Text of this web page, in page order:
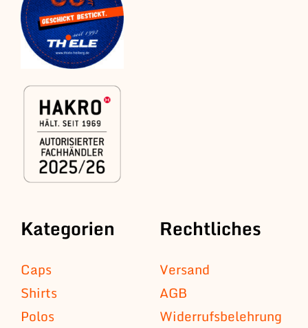
Kategorien
Caps
Shirts
Polos
Rechtliches
Versand
AGB
Widerrufsbelehrung